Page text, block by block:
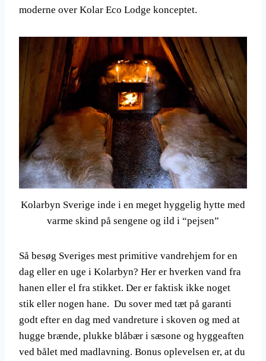
moderne over Kolar Eco Lodge konceptet.
Kolarbyn Sverige inde i en meget hyggelig hytte med
varme skind på sengene og ild i “pejsen”
Så besøg Sveriges mest primitive vandrehjem for en
dag eller en uge i Kolarbyn? Her er hverken vand fra
hanen eller el fra stikket. Der er faktisk ikke noget
stik eller nogen hane. Du sover med tæt på garanti
godt efter en dag med vandreture i skoven og med at
hugge brænde, plukke blåbær i sæsone og hyggeaften
ved bålet med madlavning. Bonus oplevelsen er, at du